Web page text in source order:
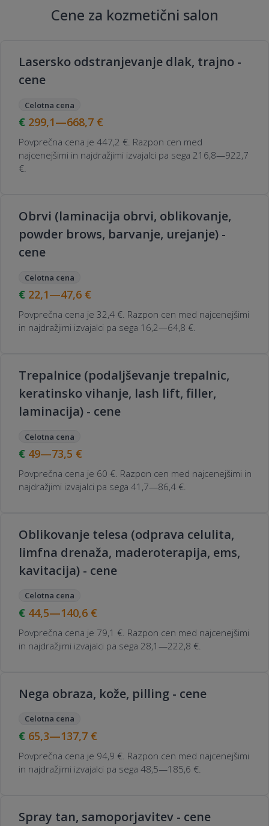
Kako pogosto je priporočljiv obisk
Cene za kozmetični salon
Lasersko odstranjevanje dlak, trajno -
cene
Celotna cena
299,1—668,7 €
Povprečna cena je 447,2 €. Razpon cen med
najcenejšimi in najdražjimi izvajalci pa sega 216,8—922,7
€.
Obrvi (laminacija obrvi, oblikovanje,
powder brows, barvanje, urejanje) -
cene
Celotna cena
22,1—47,6 €
Povprečna cena je 32,4 €. Razpon cen med najcenejšimi
in najdražjimi izvajalci pa sega 16,2—64,8 €.
Trepalnice (podaljševanje trepalnic,
keratinsko vihanje, lash lift, filler,
laminacija) - cene
Celotna cena
49—73,5 €
Povprečna cena je 60 €. Razpon cen med najcenejšimi in
najdražjimi izvajalci pa sega 41,7—86,4 €.
Oblikovanje telesa (odprava celulita,
limfna drenaža, maderoterapija, ems,
kavitacija) - cene
Celotna cena
44,5—140,6 €
Povprečna cena je 79,1 €. Razpon cen med najcenejšimi
in najdražjimi izvajalci pa sega 28,1—222,8 €.
Nega obraza, kože, pilling - cene
Celotna cena
65,3—137,7 €
Povprečna cena je 94,9 €. Razpon cen med najcenejšimi
in najdražjimi izvajalci pa sega 48,5—185,6 €.
Spray tan, samoporjavitev - cene